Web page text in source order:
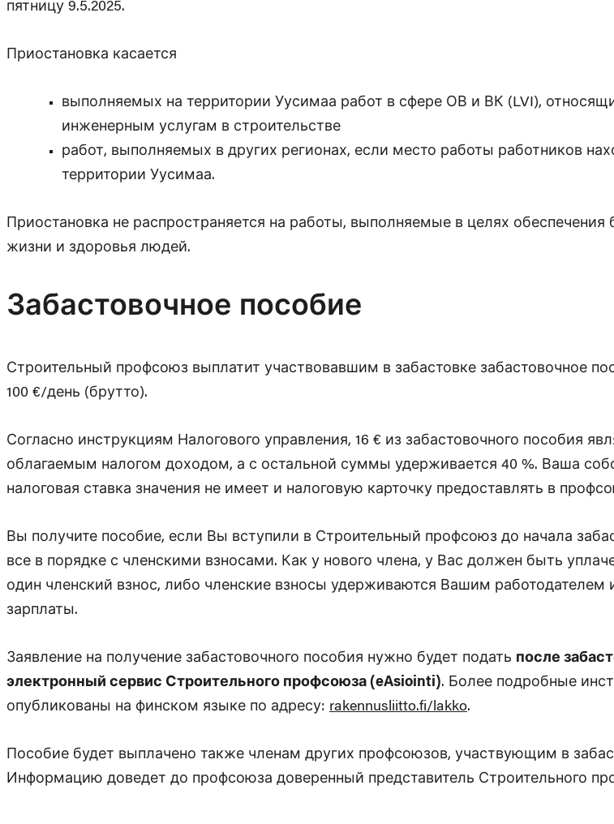
пятницу 9.5.2025.
Приостановка касается
выполняемых на территории Уусимаа работ в сфере ОВ и ВК (LVI),
инженерным услугам в строительстве
работ, выполняемых в других регионах, если место работы работников
территории Уусимаа.
Приостановка не распространяется на работы, выполняемые в целях обеспечения
жизни и здоровья людей.
Забастовочное пособие
Строительный профсоюз выплатит участвовавшим в забастовке забастовочное
100 €/день (брутто).
Согласно инструкциям Налогового управления, 16 € из забастовочного пособия
облагаемым налогом доходом, а с остальной суммы удерживается 40 %. Ваша
налоговая ставка значения не имеет и налоговую карточку предоставлять в
Вы получите пособие, если Вы вступили в Строительный профсоюз до начала
все в порядке с членскими взносами. Как у нового члена, у Вас должен быть
один членский взнос, либо членские взносы удерживаются Вашим работодателем
зарплаты.
Заявление на получение забастовочного пособия нужно будет подать после
электронный сервис Строительного профсоюза (eAsiointi). Более подробные
опубликованы на финском языке по адресу: rakennusliitto.fi/lakko.
Пособие будет выплачено также членам других профсоюзов, участвующим в
Информацию доведет до профсоюза доверенный представитель Строительного